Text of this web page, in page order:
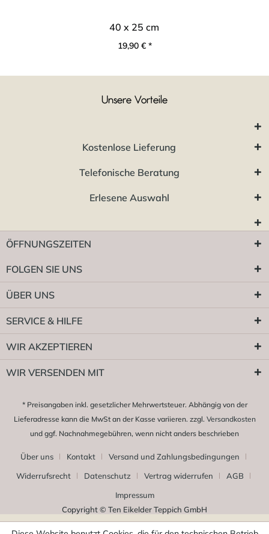
40 x 25 cm
19,90 € *
Unsere Vorteile
Kostenlose Lieferung
Telefonische Beratung
Erlesene Auswahl
ÖFFNUNGSZEITEN
FOLGEN SIE UNS
ÜBER UNS
SERVICE & HILFE
WIR AKZEPTIEREN
WIR VERSENDEN MIT
* Preisangaben inkl. gesetzlicher Mehrwertsteuer. Abhängig von der
Lieferadresse kann die MwSt an der Kasse variieren. zzgl. Versandkosten
und ggf. Nachnahmegebühren, wenn nicht anders beschrieben
Über uns Kontakt
Versand und Zahlungsbedingungen
Widerrufsrecht
Datenschutz Vertrag widerrufen
AGB
Impressum
Copyright © Ten Eikelder Teppich GmbH